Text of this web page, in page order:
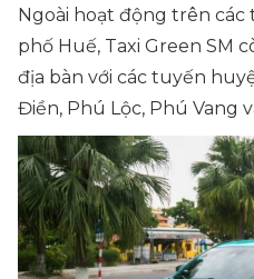
Ngoài hoạt động trên
phố Huế, Taxi Green SM
địa bàn với các tuyến
Điền, Phú Lộc, Phú Vang